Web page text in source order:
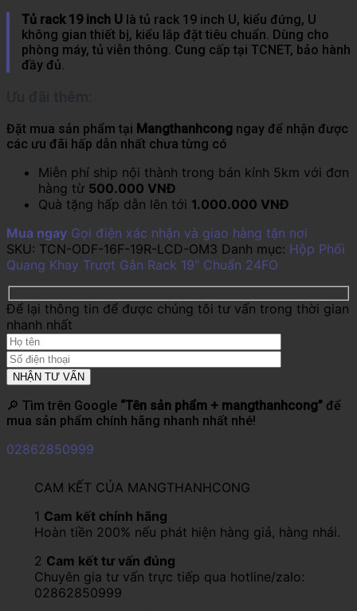
Tủ rack 19 inch U là tủ rack 19 inch U, kiểu đứng, U
không gian thiết bị, kiểu lắp đặt tiêu chuẩn. Dùng cho
phòng máy, tủ viễn thông. Cung cấp tại TCNET, bảo hành
đầy đủ.
Đặt mua sản phẩm tại Mangthanhcong ngay để nhận được
các ưu đãi hấp dẫn nhất chưa từng có
Miễn phí ship nội thành trong bán kính 5km với đơn
hàng từ 500.000 VNĐ
Quà tặng hấp dẫn lên tới 1.000.000 VNĐ
Mua ngay Gọi điện xác nhận và giao hàng tận nơi
SKU: TCN-ODF-16F-19R-LCD-OM3 Danh mục: Hộp Phối
Quang Khay Trượt Gắn Rack 19" Chuẩn 24FO
Để lại thông tin để được chúng tôi tư vấn trong thời gian
nhanh nhất
🔎 Tìm trên Google “Tên sản phẩm + mangthanhcong” để
mua sản phẩm chính hãng nhanh nhất nhé!
02862850999
CAM KẾT CỦA MANGTHANHCONG
1 Cam kết chính hãng
Hoàn tiền 200% nếu phát hiện hàng giả, hàng nhái.
2 Cam kết tư vấn đúng
Chuyên gia tư vấn trực tiếp qua hotline/zalo:
02862850999